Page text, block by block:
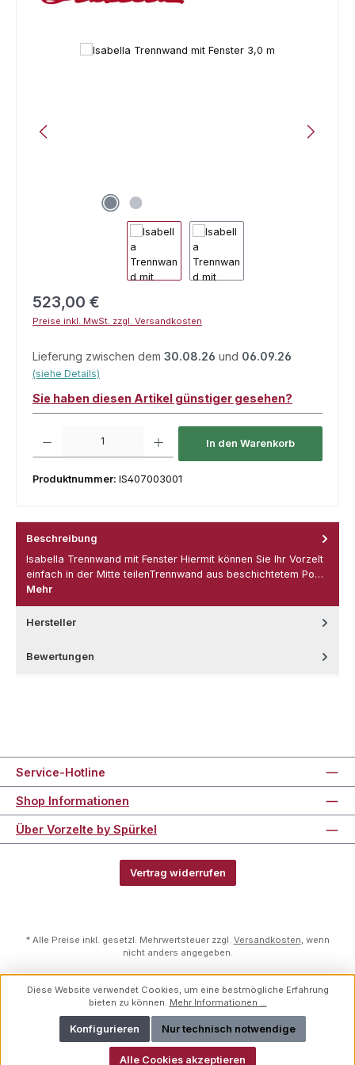
Bildergalerie überspringen
Regulärer Preis:
523,00 €
Preise inkl. MwSt. zzgl. Versandkosten
Lieferung zwischen dem 30.08.26 und 06.09.26
(siehe Details)
Sie haben diesen Artikel günstiger gesehen?
In den Warenkorb
Produktnummer: IS407003001
Beschreibung
Isabella Trennwand mit Fenster Hiermit können Sie Ihr Vorzelt
einfach in der Mitte teilenTrennwand aus beschichtetem Po…
Mehr
Hersteller
Bewertungen
Service-Hotline
Shop Informationen
Über Vorzelte by Spürkel
Vertrag widerrufen
* Alle Preise inkl. gesetzl. Mehrwertsteuer zzgl. Versandkosten, wenn
nicht anders angegeben.
Diese Website verwendet Cookies, um eine bestmögliche Erfahrung
bieten zu können. Mehr Informationen ...
Nur technisch notwendige
Konfigurieren
Alle Cookies akzeptieren